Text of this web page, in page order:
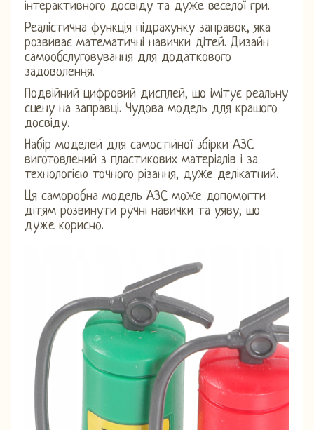
інтерактивного досвіду та дуже веселої гри.
Реалістична функція підрахунку заправок, яка
розвиває математичні навички дітей. Дизайн
самообслуговування для додаткового
задоволення.
Подвійний цифровий дисплей, що імітує реальну
сцену на заправці. Чудова модель для кращого
досвіду.
Набір моделей для самостійної збірки АЗС
виготовлений з пластикових матеріалів і за
технологією точного різання, дуже делікатний.
Ця саморобна модель АЗС може допомогти
дітям розвинути ручні навички та уяву, що
дуже корисно.